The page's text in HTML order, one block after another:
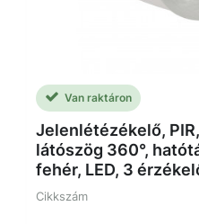
Van raktáron
Jelenlétézékelő,
látószög 360°,
fehér, LED, 3
Cikkszám